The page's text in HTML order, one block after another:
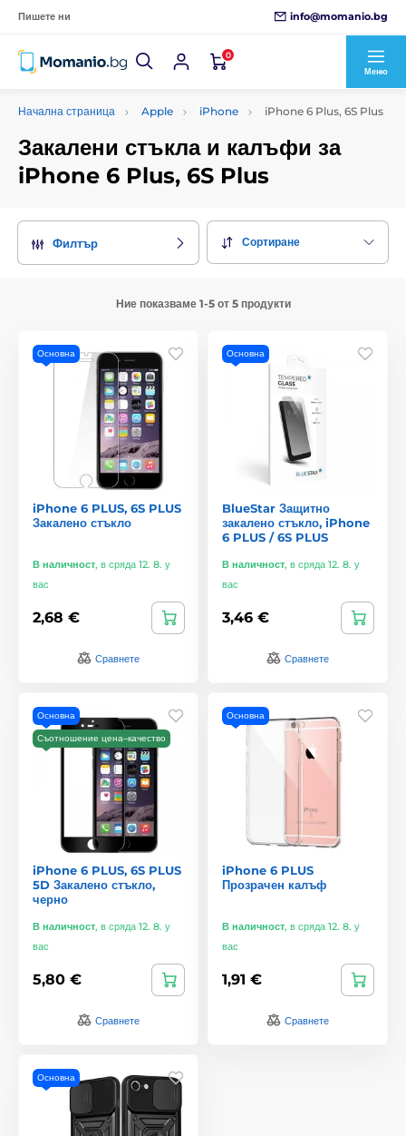
Пишете ни info@momanio.bg
0
Меню
Начална страница Apple iPhone iPhone 6 Plus, 6S Plus
Закалени стъкла и калъфи за
iPhone 6 Plus, 6S Plus
Филтър Сортиране
Ние показваме 1-5 от 5 продукти
Основна
iPhone 6 PLUS, 6S PLUS
Закалено стъкло
В наличност, в сряда 12. 8. у
вас
2,68 €
Сравнете
Основна
BlueStar Защитно
закалено стъкло, iPhone
6 PLUS / 6S PLUS
В наличност, в сряда 12. 8. у
вас
3,46 €
Сравнете
Основна
Съотношение цена–качество
iPhone 6 PLUS, 6S PLUS
5D Закалено стъкло,
черно
В наличност, в сряда 12. 8. у
вас
5,80 €
Сравнете
Основна
iPhone 6 PLUS
Прозрачен калъф
В наличност, в сряда 12. 8. у
вас
1,91 €
Сравнете
Основна